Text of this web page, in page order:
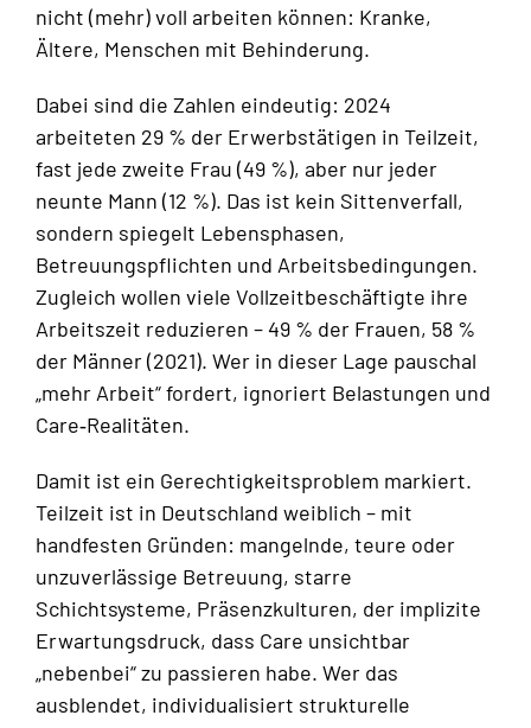
nicht (mehr) voll arbeiten können: Kranke,
Ältere, Menschen mit Behinderung.
Dabei sind die Zahlen eindeutig: 2024
arbeiteten 29 % der Erwerbstätigen in Teilzeit,
fast jede zweite Frau (49 %), aber nur jeder
neunte Mann (12 %). Das ist kein Sittenverfall,
sondern spiegelt Lebensphasen,
Betreuungspflichten und Arbeitsbedingungen.
Zugleich wollen viele Vollzeitbeschäftigte ihre
Arbeitszeit reduzieren – 49 % der Frauen, 58 %
der Männer (2021). Wer in dieser Lage pauschal
„mehr Arbeit“ fordert, ignoriert Belastungen und
Care‑Realitäten.
Damit ist ein Gerechtigkeitsproblem markiert.
Teilzeit ist in Deutschland weiblich – mit
handfesten Gründen: mangelnde, teure oder
unzuverlässige Betreuung, starre
Schichtsysteme, Präsenzkulturen, der implizite
Erwartungsdruck, dass Care unsichtbar
„nebenbei“ zu passieren habe. Wer das
ausblendet, individualisiert strukturelle